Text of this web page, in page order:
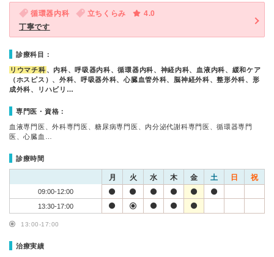
循環器内科 立ちくらみ
4.0
丁寧です
診療科目：
リウマチ科 、内科、呼吸器内科、循環器内科、神経内科、血液内科、緩和ケア
（ホスピス）、外科、呼吸器外科、心臓血管外科、脳神経外科、整形外科、形
成外科、リハビリ…
専門医・資格：
血液専門医、外科専門医、糖尿病専門医、内分泌代謝科専門医、循環器専門
医、心臓血…
診療時間
月 火 水 木 金 土 日 祝
09:00-12:00
13:30-17:00
13:00-17:00
治療実績